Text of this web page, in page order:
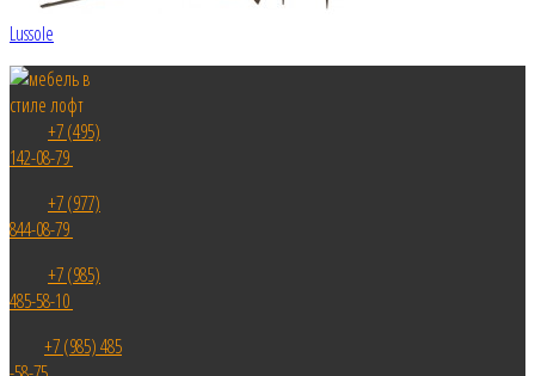
Lussole
+7 (495)
142-08-79
+7 (977)
844-08-79
+7 (985)
485-58-10
+7 (985) 485